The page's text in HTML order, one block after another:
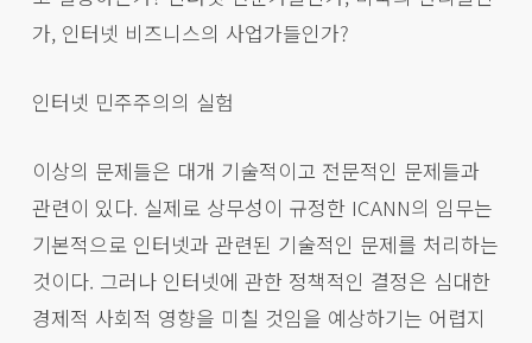
가, 인터넷 비즈니스의 사업가들인가?
인터넷 민주주의의 실험
이상의 문제들은 대개 기술적이고 전문적인 문제들과
관련이 있다. 실제로 상무성이 규정한 ICANN의 임무는
기본적으로 인터넷과 관련된 기술적인 문제를 처리하는
것이다. 그러나 인터넷에 관한 정책적인 결정은 심대한
경제적 사회적 영향을 미칠 것임을 예상하기는 어렵지